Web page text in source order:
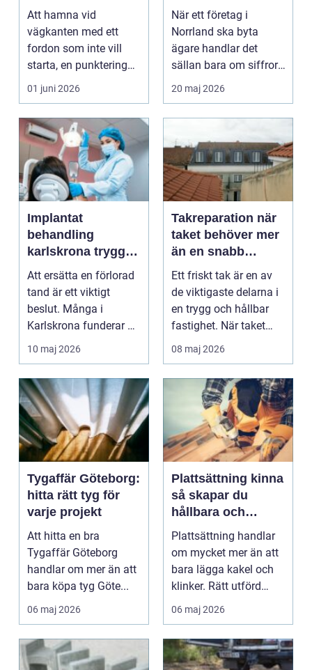
Att hamna vid
vägkanten med ett
fordon som inte vill
starta, en punktering
eller en olycka skap...
01 juni 2026
ägarbyten i norra
sverige
När ett företag i
Norrland ska byta
ägare handlar det
sällan bara om siffror.
Ofta är företaget star...
20 maj 2026
Implantat
behandling
karlskrona trygg
tandersättning
som håller länge
Att ersätta en förlorad
tand är ett viktigt
beslut. Många i
Karlskrona funderar på
tandimplantat men...
10 maj 2026
Takreparation när
taket behöver mer
än en snabb
översyn
Ett friskt tak är en av
de viktigaste delarna i
en trygg och hållbar
fastighet. När taket
börjar läc...
08 maj 2026
Tygaffär Göteborg:
hitta rätt tyg för
varje projekt
Att hitta en bra
Tygaffär Göteborg
handlar om mer än att
bara köpa tyg Göte...
06 maj 2026
Plattsättning kinna
så skapar du
hållbara och
vackra ytor
Plattsättning handlar
om mycket mer än att
bara lägga kakel och
klinker. Rätt utförd
skapar den ytor...
06 maj 2026